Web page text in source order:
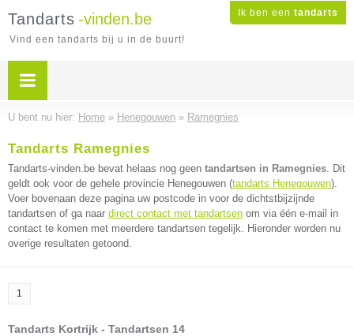
Ik ben een tandarts
Tandarts -vinden.be
Vind een tandarts bij u in de buurt!
U bent nu hier: Home » Henegouwen » Ramegnies
Tandarts Ramegnies
Tandarts-vinden.be bevat helaas nog geen tandartsen in Ramegnies. Dit
geldt ook voor de gehele provincie Henegouwen (tandarts Henegouwen).
Voer bovenaan deze pagina uw postcode in voor de dichtstbijzijnde
tandartsen of ga naar direct contact met tandartsen om via één e-mail in
contact te komen met meerdere tandartsen tegelijk. Hieronder worden nu
overige resultaten getoond.
1
Tandarts Kortrijk - Tandartsen 14